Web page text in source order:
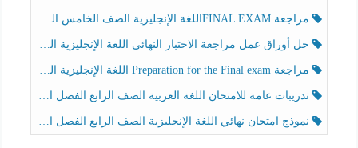
مراجعة FINAL EXAMاللغة الإنجليزية الصف الخامس الفصل الثالث
حل أوراق عمل مراجعة الاختبار النهائي اللغة الإنجليزية الصف الرابع الفصل الثالث
مراجعة Preparation for the Final exam اللغة الإنجليزية الصف الرابع الفصل الثالث
تدريبات عامة للامتحان اللغة العربية الصف الرابع الفصل الثالث
نموذج امتحان نهائي اللغة الإنجليزية الصف الرابع الفصل الثالث